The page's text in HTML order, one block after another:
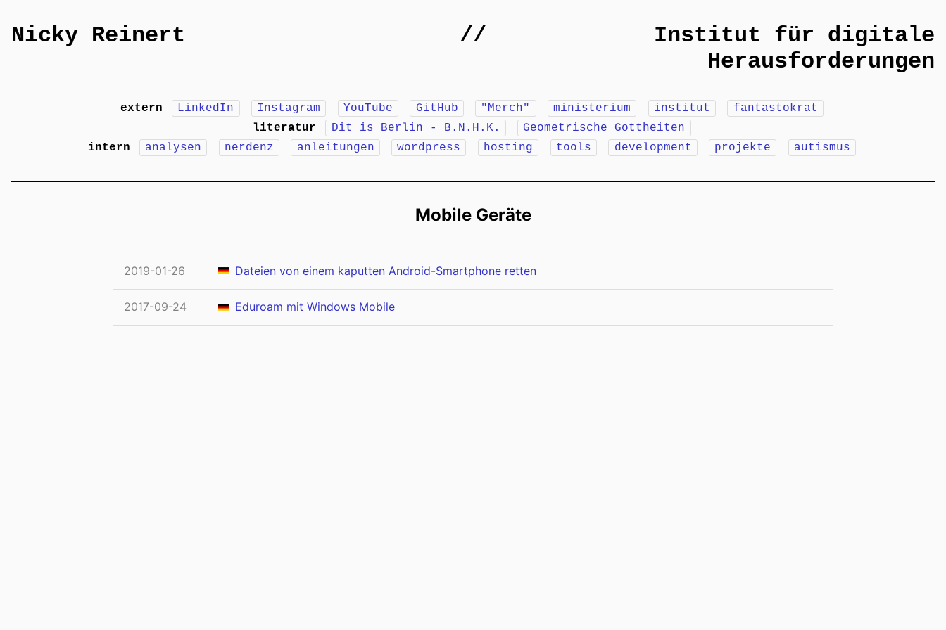
Nicky Reinert //
Institut für digitale
Herausforderungen
extern LinkedIn Instagram YouTube GitHub "Merch" ministerium institut
fantastokrat
literatur
Dit is Berlin - B.N.H.K.
Geometrische Gottheiten
intern
analysen nerdenz anleitungen wordpress hosting tools development projekte autismus
Mobile Geräte
2019-01-26 Dateien von einem kaputten Android-Smartphone retten
2017-09-24 Eduroam mit Windows Mobile